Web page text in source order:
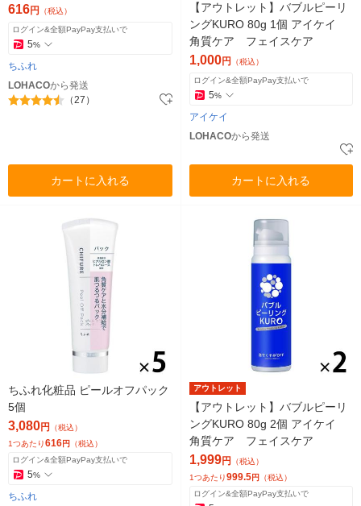
616円 （税込）
ログイン&全額PayPay支払いで
5%
ちふれ
LOHACOから発送
（27）
カートに入れる
【アウトレット】バブルピーリ
ングKURO 80g 1個 アイケイ
角質ケア フェイスケア
1,000円 （税込）
ログイン&全額PayPay支払いで
5%
アイケイ
LOHACOから発送
カートに入れる
ちふれ化粧品 ピールオフパック
5個
3,080円 （税込）
1つあたり616円 （税込）
ログイン&全額PayPay支払いで
5%
ちふれ
アウトレット
【アウトレット】バブルピーリ
ングKURO 80g 2個 アイケイ
角質ケア フェイスケア
1,999円 （税込）
1つあたり999.5円 （税込）
ログイン&全額PayPay支払いで